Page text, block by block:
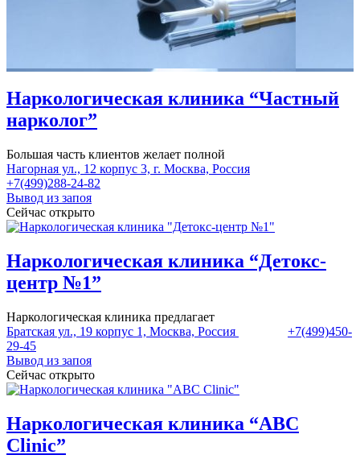
Наркологическая клиника “Частный
нарколог”
Большая часть клиентов желает полной
Нагорная ул., 12 корпус 3, г. Москва, Россия
+7(499)288-24-82
Вывод из запоя
Сейчас открыто
Наркологическая клиника “Детокс-
центр №1”
Наркологическая клиника предлагает
Братская ул., 19 корпус 1, Москва, Россия
+7(499)450-
29-45
Вывод из запоя
Сейчас открыто
Наркологическая клиника “ABC
Clinic”